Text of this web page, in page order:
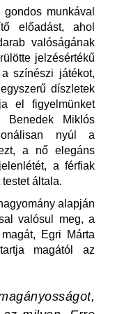
munkával
előadást, ahol
valóságának
jelzésértékű
színészi játékot,
díszletek
el figyelmünket
Benedek Miklós
nyúl a
a nő elegáns
a férfiak
általa.
alapján
valósul meg, a
Egri Márta
magától az